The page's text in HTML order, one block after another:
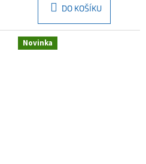
DO KOŠÍKU
Novinka